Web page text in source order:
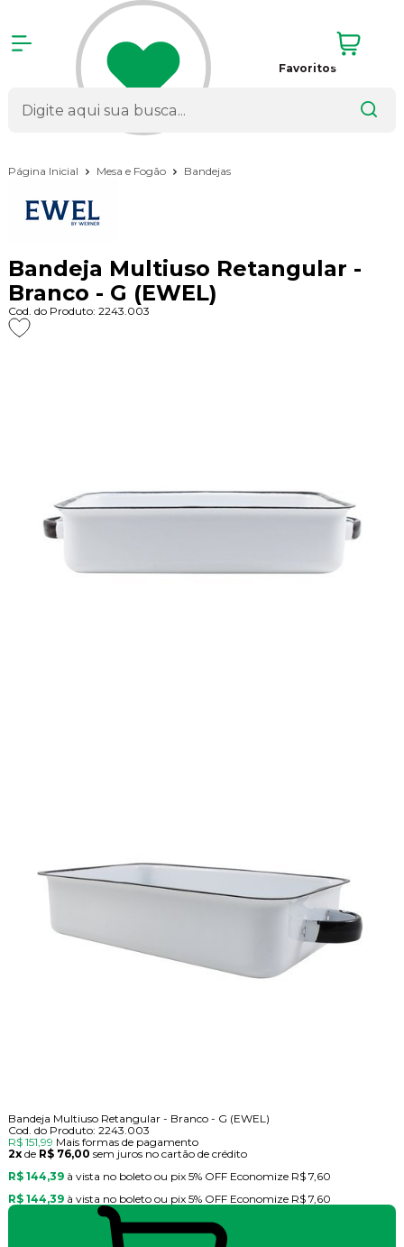
Favoritos
Página Inicial Mesa e Fogão Bandejas
Bandeja Multiuso Retangular -
Branco - G (EWEL)
Cod. do Produto: 2243.003
Bandeja Multiuso Retangular - Branco - G (EWEL)
Cod. do Produto: 2243.003
R$ 151,99 Mais formas de pagamento
2xde R$ 76,00 sem juros no cartão de crédito
R$ 144,39 à vista no boleto ou pix 5% OFF Economize R$ 7,60
R$ 144,39 à vista no boleto ou pix 5% OFF Economize R$ 7,60